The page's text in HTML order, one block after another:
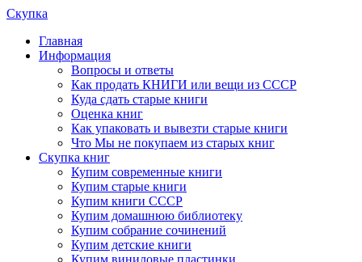
Скупка
Главная
Информация
Вопросы и ответы
Как продать КНИГИ или вещи из СССР
Куда сдать старые книги
Оценка книг
Как упаковать и вывезти старые книги
Что Мы не покупаем из старых книг
Скупка книг
Купим современные книги
Купим старые книги
Купим книги СССР
Купим домашнюю библиотеку
Купим собрание сочинений
Купим детские книги
Купим виниловые пластинки